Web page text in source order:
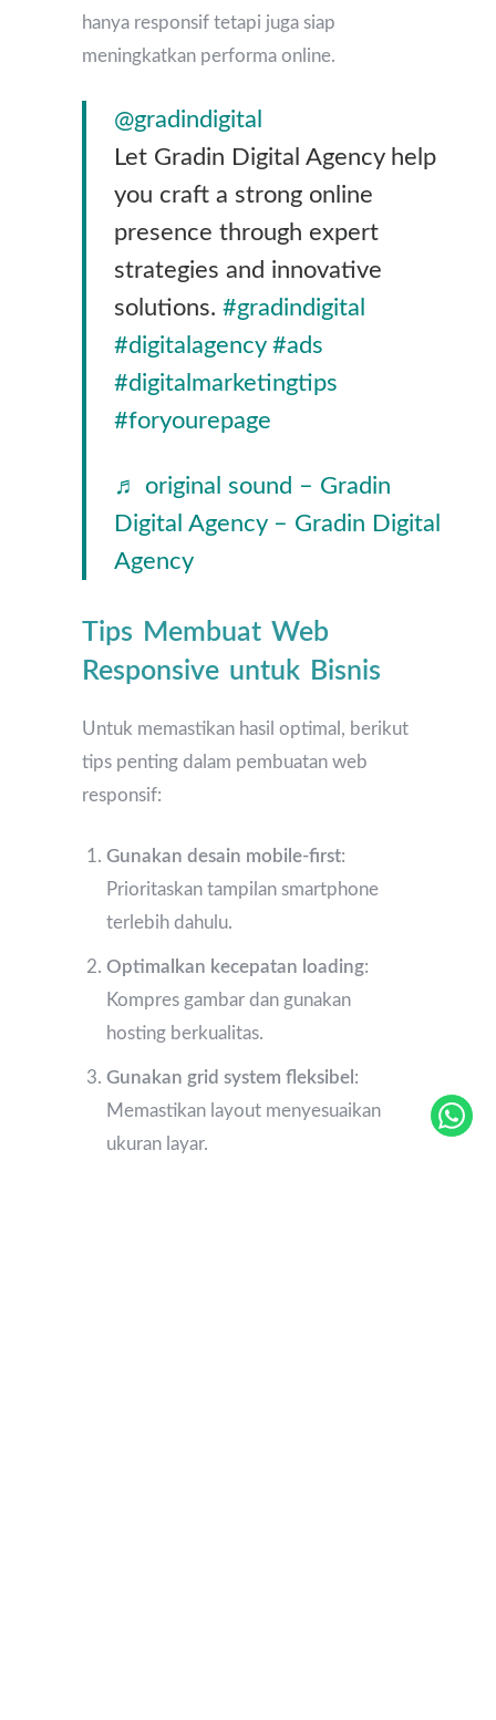
hanya responsif tetapi juga siap
meningkatkan performa online.
@gradindigital
Let Gradin Digital Agency help
you craft a strong online
presence through expert
strategies and innovative
solutions. #gradindigital
#digitalagency #ads
#digitalmarketingtips
#foryourepage
♬ original sound – Gradin
Digital Agency – Gradin Digital
Agency
Tips Membuat Web
Responsive untuk Bisnis
Untuk memastikan hasil optimal, berikut
tips penting dalam pembuatan web
responsif:
Gunakan desain mobile-first:
Prioritaskan tampilan smartphone
terlebih dahulu.
Optimalkan kecepatan loading:
Kompres gambar dan gunakan
hosting berkualitas.
Gunakan grid system fleksibel :
Memastikan layout menyesuaikan
ukuran layar.